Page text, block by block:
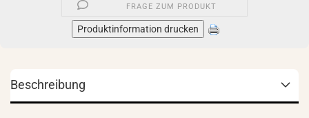
FRAGE ZUM PRODUKT
Produktinformation drucken
Beschreibung